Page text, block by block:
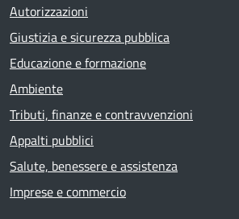
Autorizzazioni
Giustizia e sicurezza pubblica
Educazione e formazione
Ambiente
Tributi, finanze e contravvenzioni
Appalti pubblici
Salute, benessere e assistenza
Imprese e commercio